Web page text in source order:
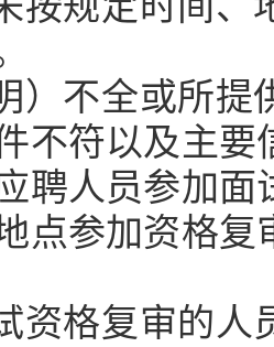
）不全或所提
不符以及主
聘人员参加
点参加资格
资格复审的人